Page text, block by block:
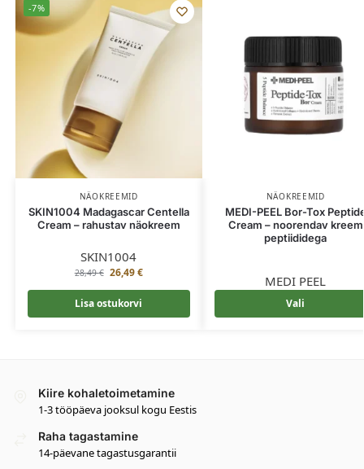
-7%
NÄOKREEMID
SKIN1004 Madagascar Centella
Cream – rahustav näokreem
SKIN1004
28,49€ 26,49€
Lisa ostukorvi
NÄOKREEMID
MEDI-PEEL Bor-Tox
Cream – noorendav kreem
peptiididega
MEDI PEEL
Vali
Kiire kohaletoimetamine
1-3 tööpäeva jooksul kogu Eestis
Raha tagastamine
14-päevane tagastusgarantii